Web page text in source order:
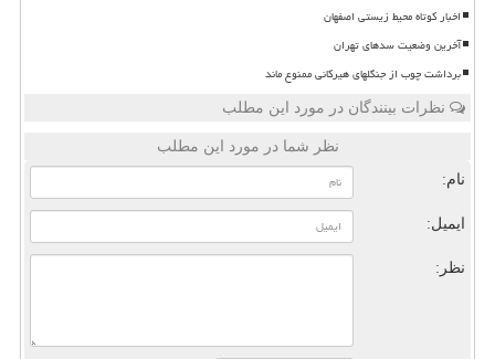
اخبار کوتاه محیط زیستی اصفهان
آخرین وضعیت سدهای تهران
برداشت چوب از جنگلهای هیرکانی ممنوع ماند
نظرات بینندگان در مورد این مطلب
نظر شما در مورد این مطلب
نام:
ایمیل:
نظر: